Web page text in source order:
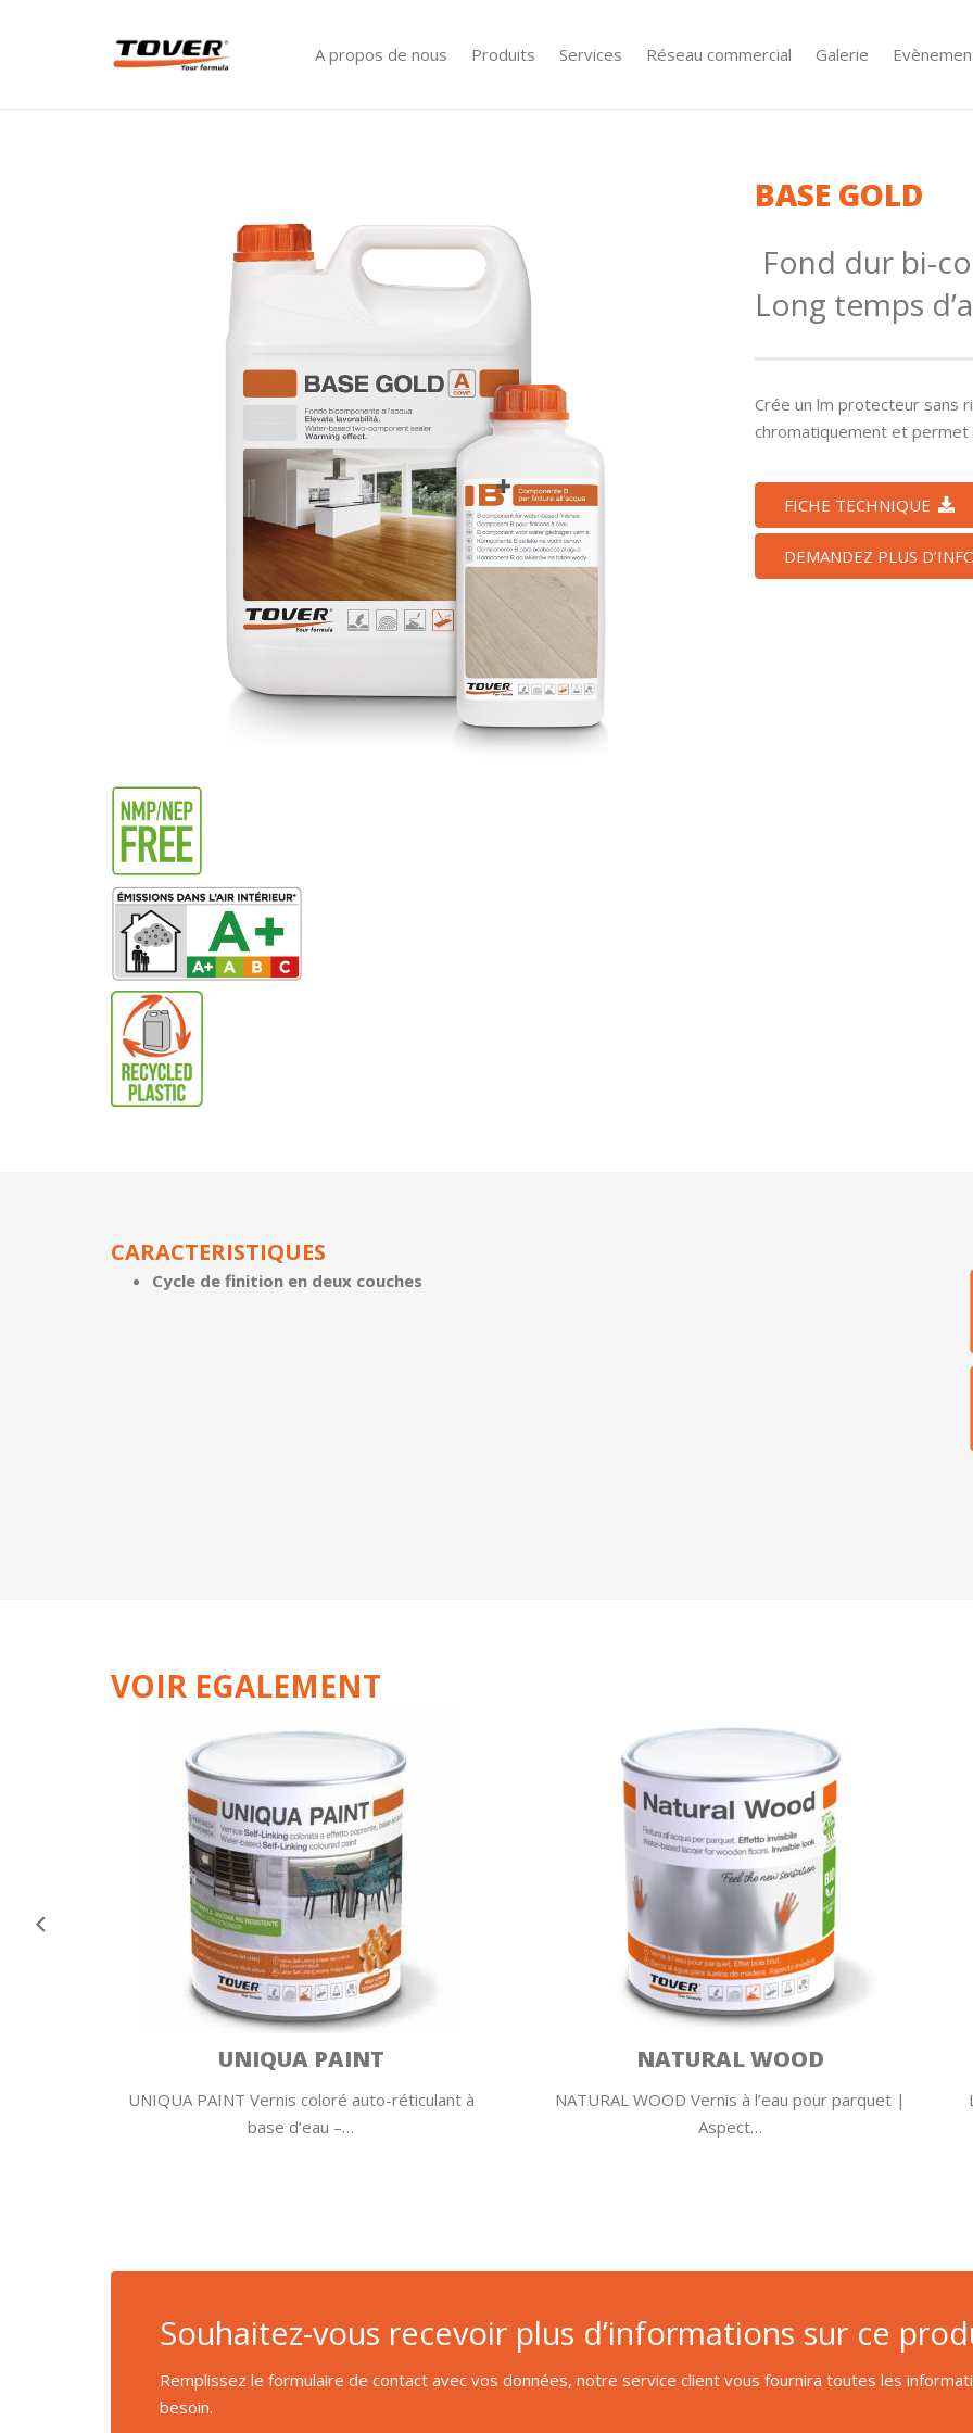
A propos de nous Produits Services Réseau commercial Galerie
BASE GOLD
Fond dur bi-
Long temps
Crée un lm protecteur sans
chromatiquement et permet
FICHE TECHNIQUE
DEMANDEZ PLUS
CARACTERISTIQUES
Cycle de finition en deux couches
VOIR EGALEMENT
UNIQUA PAINT
UNIQUA PAINT Vernis coloré auto-réticulant à
base d’eau –…
NATURAL WOOD
NATURAL WOOD Vernis à l’eau pour parquet |
Aspect…
Souhaitez-vous recevoir plus d’informations sur ce
Remplissez le formulaire de contact avec vos données, notre service client vous fournira toutes les
besoin.